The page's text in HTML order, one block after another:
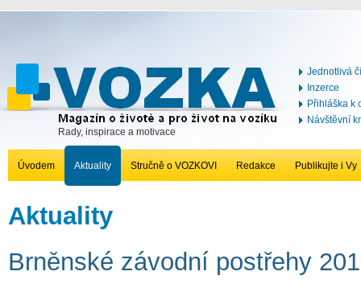
Rady, inspirace a motivace
Jednotlivá
Inzerce
Přihláška k
Návštěvní
Úvodem Aktuality Stručně o VOZKOVI Redakce Publikujte i Vy
Aktuality
Brněnské závodní postřehy